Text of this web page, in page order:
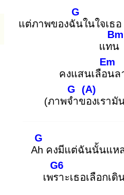
แต่ภาพของฉัน
G
ในใจเธ
แทน
Bm
คงแสนเลือน
Em
(ภาพจำ
G
ของ
(A)
เรามั
Ah
G
คงมีแต่ฉันนั้นแห
เพรา
G6
ะเธอเลือกเ